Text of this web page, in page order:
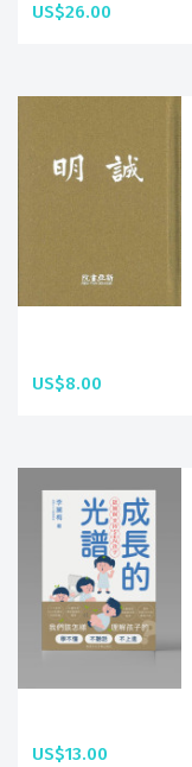
US$26.00
US$8.00
US$13.00